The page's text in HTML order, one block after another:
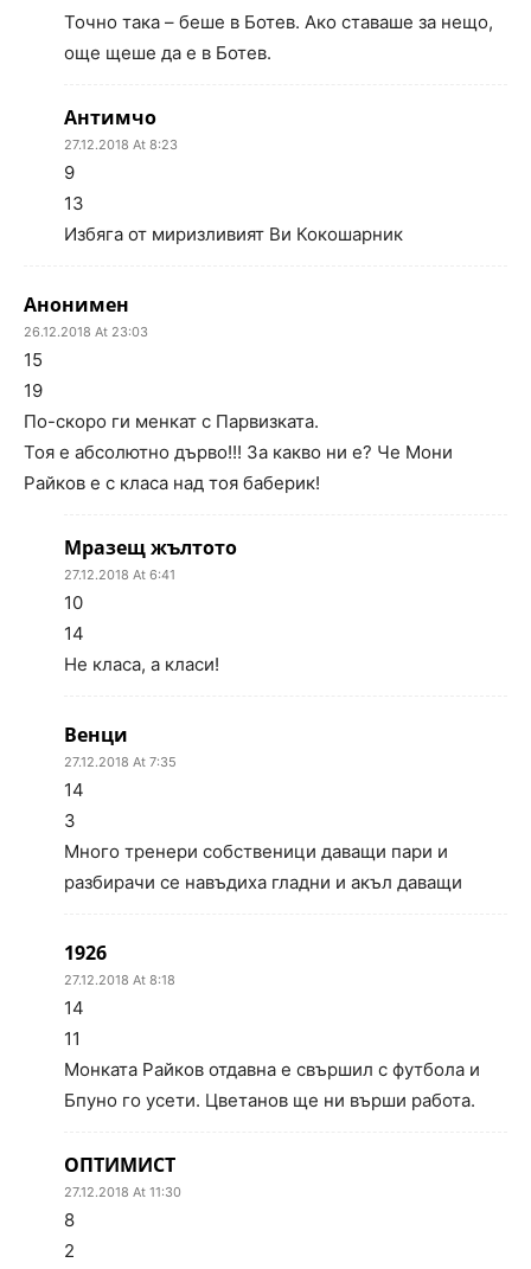
Точно така – беше в Ботев. Ако ставаше за нещо,
още щеше да е в Ботев.
Антимчо
27.12.2018 At 8:23
9
13
Избяга от миризливият Ви Кокошарник
Анонимен
26.12.2018 At 23:03
15
19
По-скоро ги менкат с Парвизката.
Тоя е абсолютно дърво!!! За какво ни е? Че Мони
Райков е с класа над тоя баберик!
Мразещ жълтото
27.12.2018 At 6:41
10
14
Не класа, а класи!
Венци
27.12.2018 At 7:35
14
3
Много тренери собственици даващи пари и
разбирачи се навъдиха гладни и акъл даващи
1926
27.12.2018 At 8:18
14
11
Монката Райков отдавна е свършил с футбола и
Бпуно го усети. Цветанов ще ни върши работа.
ОПТИМИСТ
27.12.2018 At 11:30
8
2